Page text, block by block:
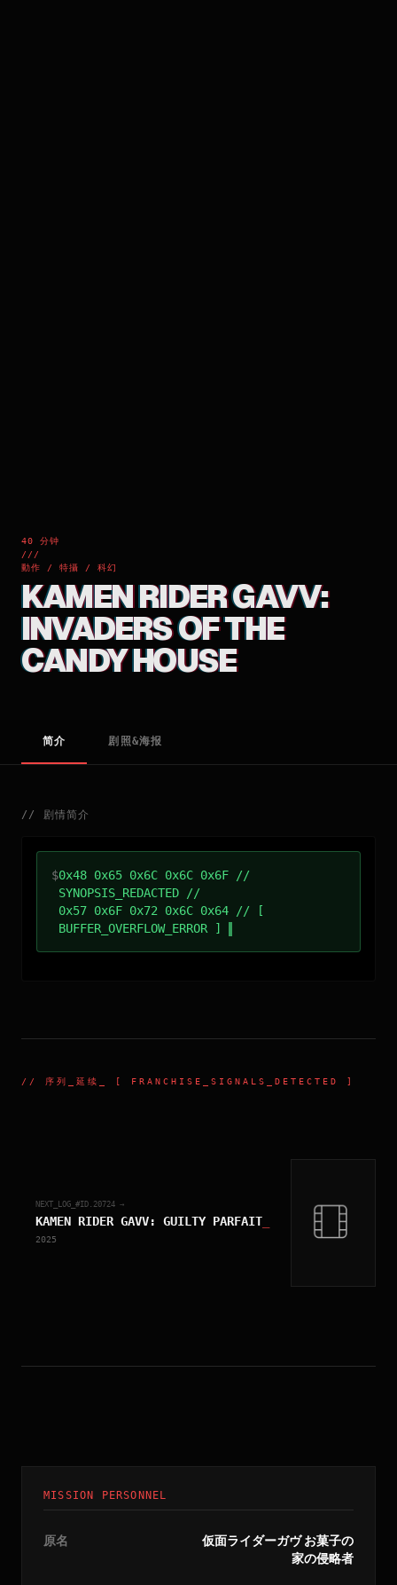
40 分钟
///
動作 / 特攝 / 科幻
KAMEN RIDER GAVV:
INVADERS OF THE
CANDY HOUSE
简介 剧照&海报
// 剧情简介
$0x48 0x65 0x6C 0x6C 0x6F //
SYNOPSIS_REDACTED //
0x57 0x6F 0x72 0x6C 0x64 // [
BUFFER_OVERFLOW_ERROR ]
// 序列_延续 _ [ FRANCHISE_SIGNALS_DETECTED ]
NEXT_LOG_#ID. 20724 →
KAMEN RIDER GAVV: GUILTY PARFAIT
2025
MISSION PERSONNEL
原名
仮面ライダーガヴ お菓子の
家の侵略者